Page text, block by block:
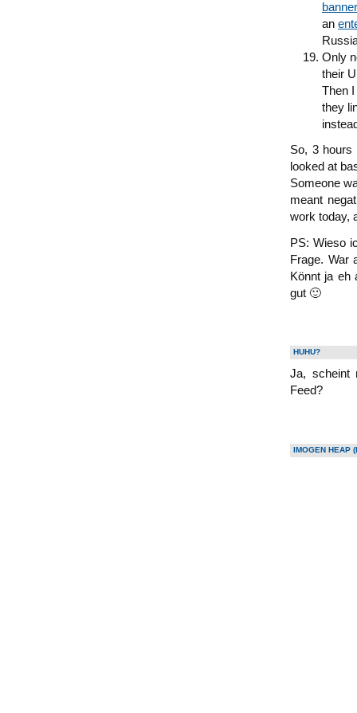
an
Only
their
Then
they
So, 3 hours
looked at
Someone
meant
work today,
PS: Wieso
Frage. War
Könnt ja eh
gut 🙂
HUHU?
Ja, scheint
Feed?
IMOGEN HEAP